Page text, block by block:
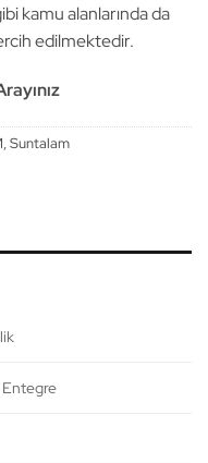
kamu alanlarında da
edilmektedir.
,Suntalam
Entegre